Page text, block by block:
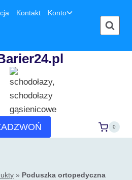
Kontakt Konto
podrzędne
0
» Poduszka ortopedyczna